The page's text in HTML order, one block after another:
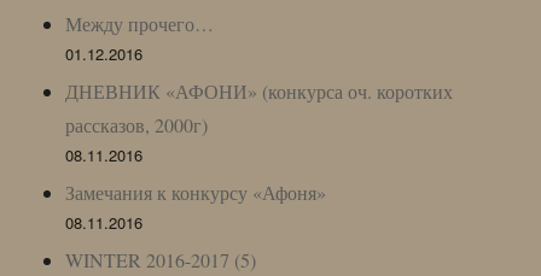
Между прочего…
01.12.2016
ДНЕВНИК «АФОНИ» (конкурса оч. коротких
рассказов, 2000г)
08.11.2016
Замечания к конкурсу «Афоня»
08.11.2016
WINTER 2016-2017 (5)